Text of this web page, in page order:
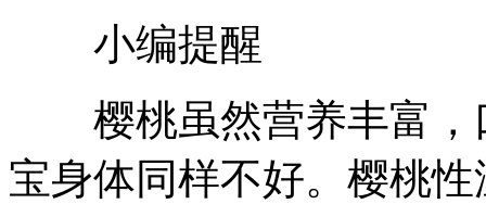
小编提醒
樱桃虽然营养丰富，
宝身体同样不好。樱桃